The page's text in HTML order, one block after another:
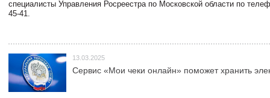
специалисты Управления Росреестра по Московской области по
45-41.
13.03.2025
Сервис «Мои чеки онлайн» поможет хранить